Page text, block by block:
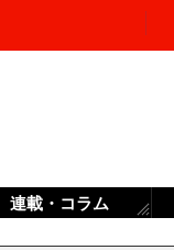
連載・コラム